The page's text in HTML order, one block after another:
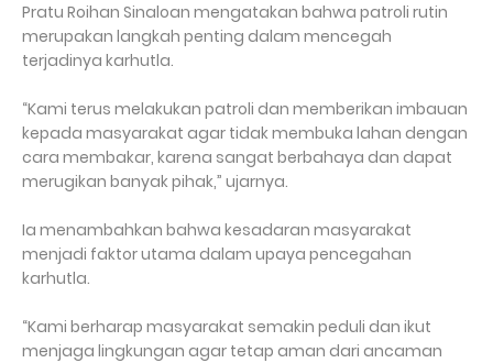
Pratu Roihan Sinaloan mengatakan bahwa patroli rutin
merupakan langkah penting dalam mencegah
terjadinya karhutla.
“Kami terus melakukan patroli dan memberikan imbauan
kepada masyarakat agar tidak membuka lahan dengan
cara membakar, karena sangat berbahaya dan dapat
merugikan banyak pihak,” ujarnya.
Ia menambahkan bahwa kesadaran masyarakat
menjadi faktor utama dalam upaya pencegahan
karhutla.
“Kami berharap masyarakat semakin peduli dan ikut
menjaga lingkungan agar tetap aman dari ancaman